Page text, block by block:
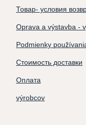
Товар- условия
Oprava a výstavba -
Podmienky
Стоимость доставки
Оплата
výrobcov